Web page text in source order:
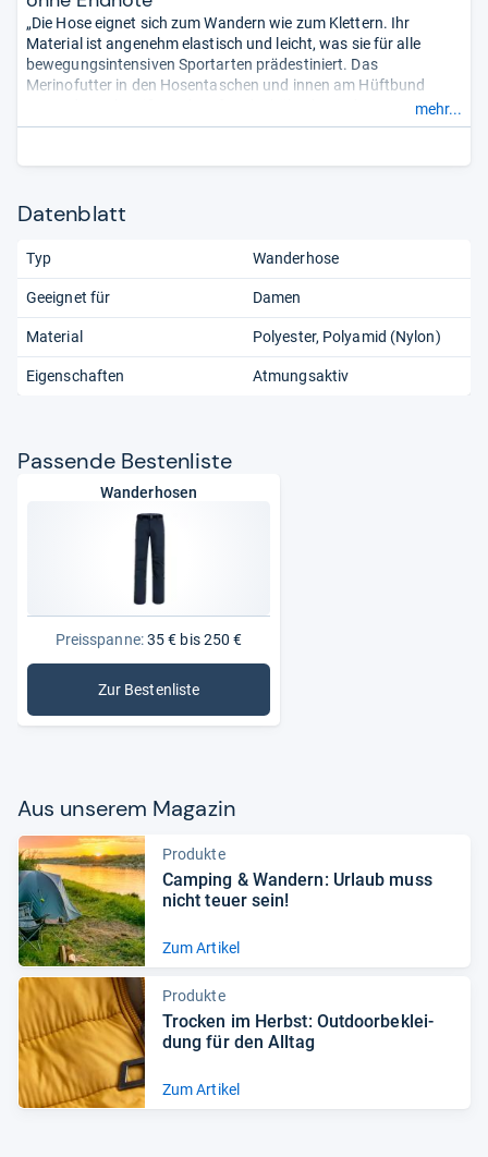
„Die Hose eignet sich zum Wandern wie zum Klettern. Ihr
Material ist angenehm elastisch und leicht, was sie für alle
bewegungsintensiven Sportarten prädestiniert. Das
Merinofutter in den Hosentaschen und innen am Hüftbund
Tragekomfort. Großes Plus: die geräumige Kartentasche am
mehr...
Datenblatt
Typ Wanderhose
Geeignet für Damen
Material Polyester Polyamid (Nylon)
Eigenschaften Atmungsaktiv
Pas­sende Bes­ten­liste
Wanderhosen
Preisspanne:35 € bis 250 €
Zur Bestenliste
: Wanderhosen
Aus unse­rem Maga­zin
Produkte
Cam­ping & Wan­dern: Urlaub muss
nicht teuer sein!
Zum Artikel
Produkte
Tro­cken im Herbst: Out­door­be­klei­
dung für den All­tag
Zum Artikel